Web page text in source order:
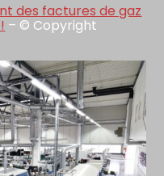
des factures de gaz
– © Copyright